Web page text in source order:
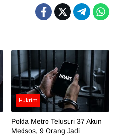
Hukrim
Polda Metro Telusuri 37 Akun
Medsos, 9 Orang Jadi